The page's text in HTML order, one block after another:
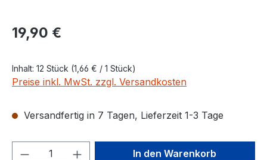
Regulärer Preis:
19,90 €
Inhalt: 12 Stück (1,66 € / 1 Stück)
Preise inkl. MwSt. zzgl. Versandkosten
Versandfertig in 7 Tagen, Lieferzeit 1-3 Tage
Produkt Anzahl: Gib denIn den Warenkorb